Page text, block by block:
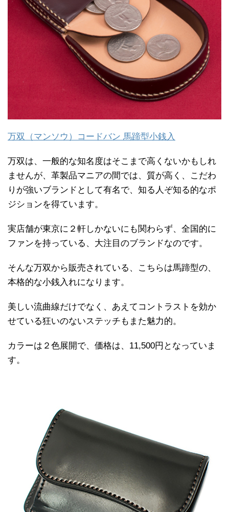
万双（マンソウ）コードバン 馬蹄型小銭入
万双は、一般的な知名度はそこまで高くないかもしれ
ませんが、革製品マニアの間では、質が高く、こだわ
りが強いブランドとして有名で、知る人ぞ知る的なポ
ジションを得ています。
実店舗が東京に２軒しかないにも関わらず、全国的に
ファンを持っている、大注目のブランドなのです。
そんな万双から販売されている、こちらは馬蹄型の、
本格的な小銭入れになります。
美しい流曲線だけでなく、あえてコントラストを効か
せている狂いのないステッチもまた魅力的。
カラーは２色展開で、価格は、11,500円となっていま
す。